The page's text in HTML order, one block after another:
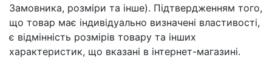
Замовника, розміри та інше). Підтвердженням того,
що товар має індивідуально визначені властивості,
є відмінність розмірів товару та інших
характеристик, що вказані в інтернет-магазині.